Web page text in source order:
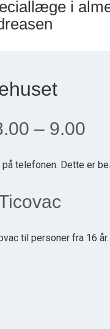
i
– 9.00
telefonen. Dette er
til personer fra 16